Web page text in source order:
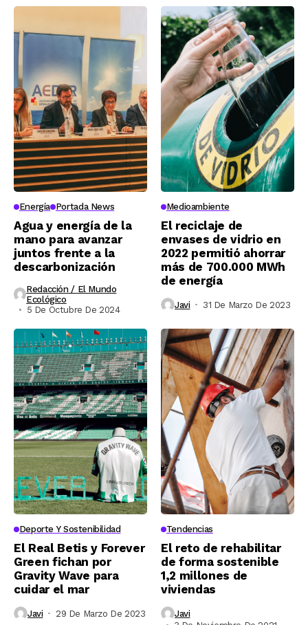
Energía Portada News
Agua y energía de la
mano para avanzar
juntos frente a la
descarbonización
Redacción / El Mundo
Ecológico
5 De Octubre De 2024
Medioambiente
El reciclaje de
envases de vidrio en
2022 permitió ahorrar
más de 700.000 MWh
de energía
Javi 31 De Marzo De 2023
Deporte Y Sostenibilidad
El Real Betis y Forever
Green fichan por
Gravity Wave para
cuidar el mar
Javi 29 De Marzo De 2023
Tendencias
El reto de rehabilitar
de forma sostenible
1,2 millones de
viviendas
Javi